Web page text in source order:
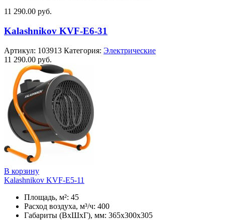
11 290.00 руб.
Kalashnikov KVF-E6-31
Артикул: 103913 Категория: Электрические
11 290.00 руб.
В корзину
Kalashnikov KVF-E5-11
Площадь, м²: 45
Расход воздуха, м³/ч: 400
Габариты (ВхШхГ), мм: 365x300x305